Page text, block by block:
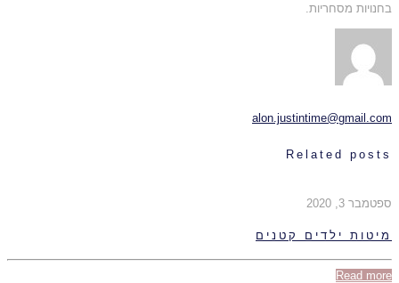
בחנויות מסחריות.
alon.justintime@gmail.com
Related posts
ספטמבר 3, 2020
מיטות ילדים קטנים
Read more